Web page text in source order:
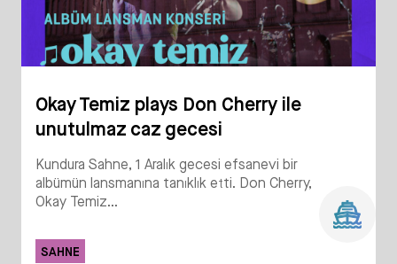
Okay Temiz plays Don Cherry ile
unutulmaz caz gecesi
Kundura Sahne, 1 Aralık gecesi efsanevi bir
albümün lansmanına tanıklık etti. Don Cherry,
Okay Temiz...
SAHNE